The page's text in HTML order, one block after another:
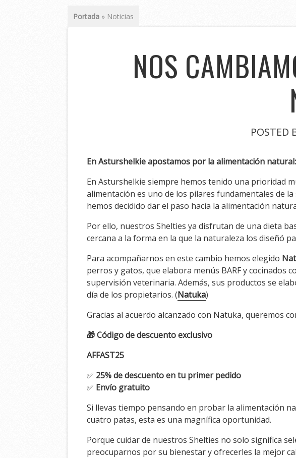
Portada » Noticias
NOS
POSTED
En Asturshelkie apostamos por la alimentación
En Asturshelkie siempre hemos tenido una prioridad
alimentación es uno de los pilares fundamentales de
hemos decidido dar el paso hacia la alimentación
Por ello, nuestros Shelties ya disfrutan de una dieta
cercana a la forma en la que la naturaleza los diseñó
Para acompañarnos en este cambio hemos elegido
perros y gatos, que elabora menús BARF y cocinados
supervisión veterinaria. Además, sus productos se
día de los propietarios. (Natuka)
Gracias al acuerdo alcanzado con Natuka, queremos
🎁 Código de descuento exclusivo
AFFAST25
✅ 25% de descuento en tu primer pedido
✅ Envío gratuito
Si llevas tiempo pensando en probar la alimentación
cuatro patas, esta es una magnífica oportunidad.
Porque cuidar de nuestros Shelties no solo significa
preocuparnos por su bienestar y ofrecerles la mejor